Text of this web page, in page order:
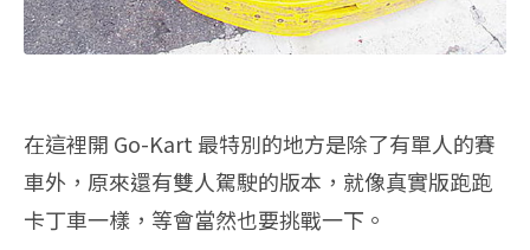
在這裡開 Go-Kart 最特別的地方是除了有單人的賽
車外，原來還有雙人駕駛的版本，就像真實版跑跑
卡丁車一樣，等會當然也要挑戰一下。